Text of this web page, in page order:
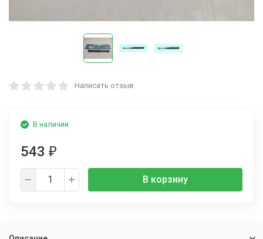
Написать отзыв
В наличии
543 ₽
В корзину